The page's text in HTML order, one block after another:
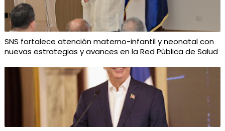
SNS fortalece atención materno-infantil y neonatal con
nuevas estrategias y avances en la Red Pública de Salud